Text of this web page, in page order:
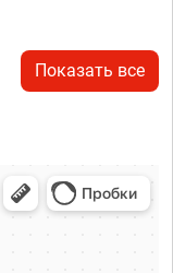
Показать все